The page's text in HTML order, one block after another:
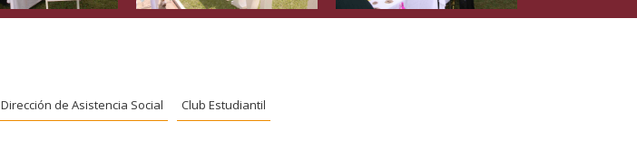
Dirección de Asistencia Social Club Estudiantil